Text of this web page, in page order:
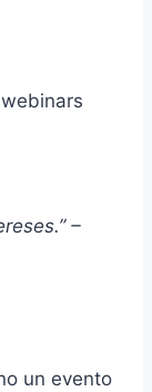
–
un evento